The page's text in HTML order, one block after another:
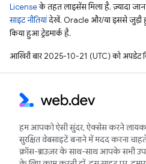
Licenseके तहत लाइसेंस मिला है. ज़्यादा
साइट नीतियांदेखें. Oracle और/या इससे जुड़ी
किया हुआ ट्रेडमार्क है.
आखिरी बार 2025-10-21 (UTC) को अपडेट
हम आपको ऐसी सुंदर, ऐक्सेस करने
सुरक्षित वेबसाइटें बनाने में मदद करना
क्रॉस-ब्राउज़र के साथ-साथ आपके सभी